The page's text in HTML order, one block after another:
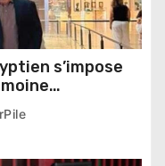
s’impose